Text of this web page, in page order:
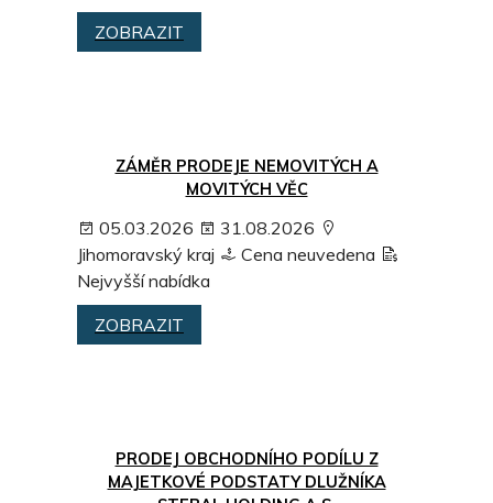
ZOBRAZIT
ZÁMĚR PRODEJE NEMOVITÝCH A
MOVITÝCH VĚC
05.03.2026
31.08.2026
Jihomoravský kraj
Cena neuvedena
Nejvyšší nabídka
ZOBRAZIT
PRODEJ OBCHODNÍHO PODÍLU Z
MAJETKOVÉ PODSTATY DLUŽNÍKA